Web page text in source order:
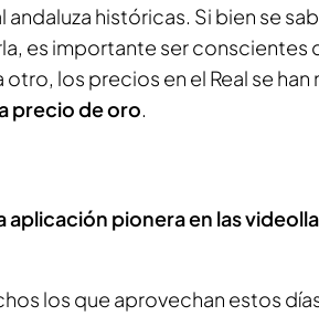
andaluza históricas. Si bien se
es importante ser conscientes
otro, los precios en el Real se
precio de oro.
aplicación pionera en las
los que aprovechan estos